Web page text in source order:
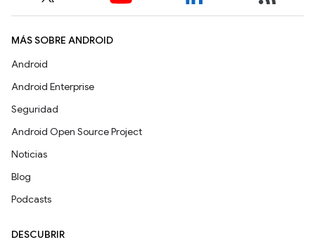
MÁS SOBRE ANDROID
Android
Android Enterprise
Seguridad
Android Open Source Project
Noticias
Blog
Podcasts
DESCUBRIR